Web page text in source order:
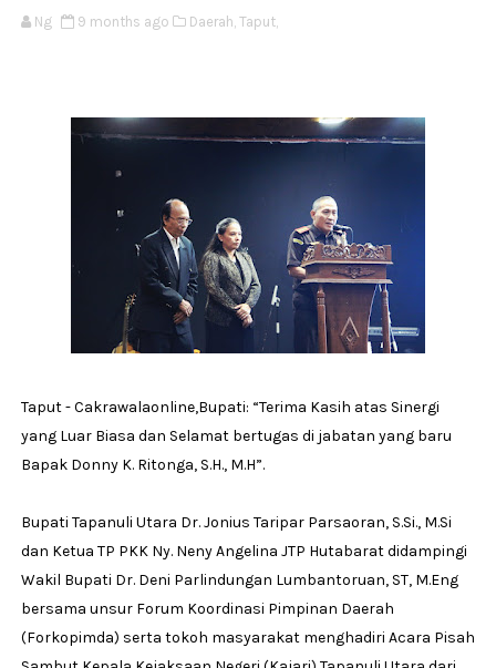
Ng 9 months ago Daerah, Taput,
Taput - Cakrawalaonline,Bupati: “Terima Kasih atas Sinergi
yang Luar Biasa dan Selamat bertugas di jabatan yang baru
Bapak Donny K. Ritonga, S.H., M.H”.
Bupati Tapanuli Utara Dr. Jonius Taripar Parsaoran, S.Si., M.Si
dan Ketua TP PKK Ny. Neny Angelina JTP Hutabarat didampingi
Wakil Bupati Dr. Deni Parlindungan Lumbantoruan, ST, M.Eng
bersama unsur Forum Koordinasi Pimpinan Daerah
(Forkopimda) serta tokoh masyarakat menghadiri Acara Pisah